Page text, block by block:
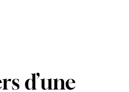
d’une